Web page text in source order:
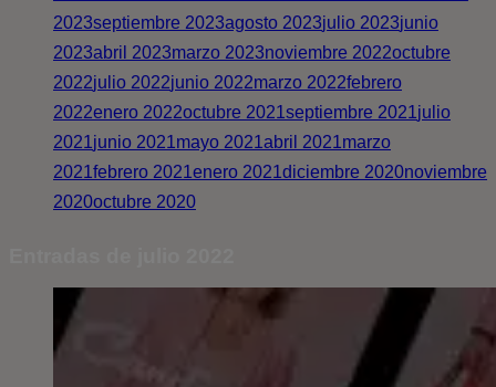
2023septiembre 2023agosto 2023julio 2023junio
2023abril 2023marzo 2023noviembre 2022octubre
2022julio 2022junio 2022marzo 2022febrero
2022enero 2022octubre 2021septiembre 2021julio
2021junio 2021mayo 2021abril 2021marzo
2021febrero 2021enero 2021diciembre 2020noviembre
2020octubre 2020